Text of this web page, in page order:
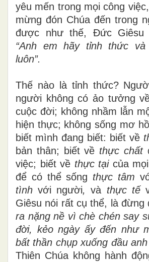
yêu mến trong mọi công
mừng đón Chúa đến trong
được như thế, Đức Giêsu
“Anh em hãy tỉnh thức và
luôn”.
Thế nào là tỉnh thức?
người không có ảo tưởng
cuộc đời; không nhầm lẫn
hiện thực; không sống mơ
biết mình đang biết: biết về
bản thân; biết về thực chất
việc; biết về thực tạicủa mọi
để có thể sống thực tâm
tìnhvới người,và thực tế
Giêsu nói rất cụ thể, là đừng
ra nặng nề vì chè chén say
đời, kẻo ngày ấy đến như
bất thần chụp xuống đầu anh
Thiên Chúa không hành